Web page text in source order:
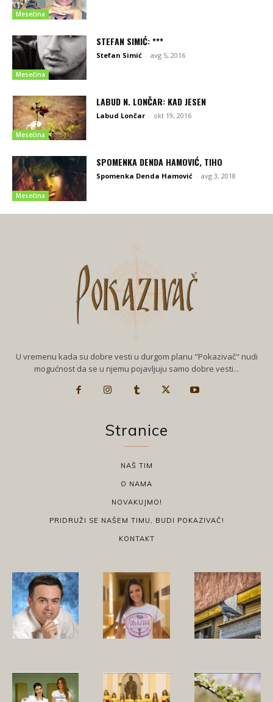
Mesečina
Mesečina
STEFAN SIMIĆ: ***
Stefan Simić - avg 5, 2016
Mesečina
LABUD N. LONČAR: KAD JESEN
Labud Lončar - okt 19, 2016
Mesečina
SPOMENKA DENDA HAMOVIĆ, TIHO
Spomenka Denda Hamović - avg 3, 2018
U vremenu kada su dobre vesti u durgom planu "Pokazivač" nudi
mogućnost da se u njemu pojavljuju samo dobre vesti...
Stranice
NAŠ TIM
O NAMA
NOVAKUJMO!
PRIDRUŽI SE NAŠEM TIMU, BUDI POKAZIVAČ!
KONTAKT